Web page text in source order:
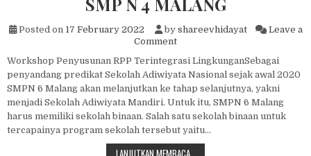
Posted on 17 February 2022 by shareevhidayat
Leave a
Commenton KERJA SAMA SMP N 6
Workshop Penyusunan RPP Terintegrasi LingkunganSebagai
penyandang predikat Sekolah Adiwiyata Nasional sejak awal 2020
SMPN 6 Malang akan melanjutkan ke tahap selanjutnya, yakni
menjadi Sekolah Adiwiyata Mandiri. Untuk itu, SMPN 6 Malang
harus memiliki sekolah binaan. Salah satu sekolah binaan untuk
tercapainya program sekolah tersebut yaitu…
LANJUTKAN MEMBACA…